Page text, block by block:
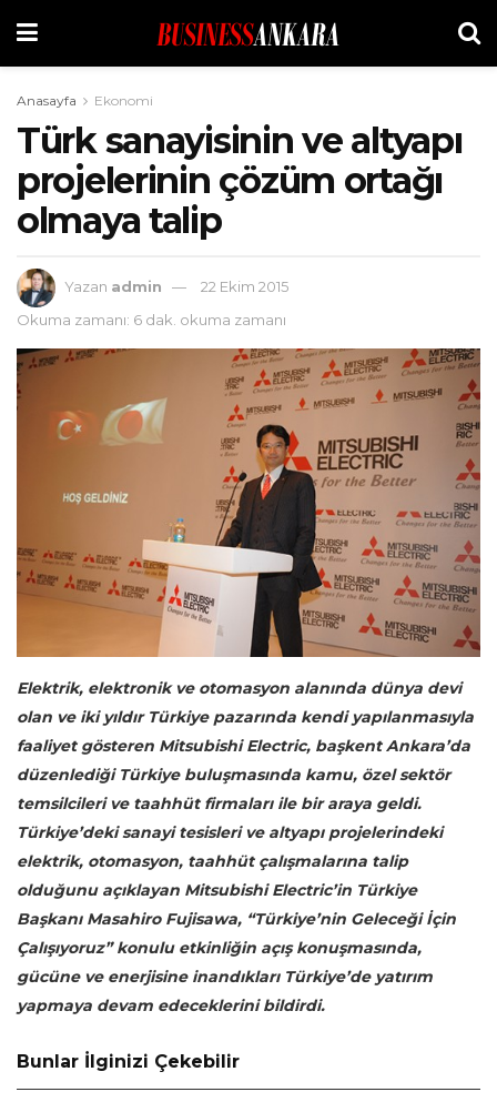
Anasayfa Ekonomi
Türk sanayisinin ve altyapı
projelerinin çözüm ortağı
olmaya talip
Yazan admin
22 Ekim 2015
Okuma zamanı: 6 dak. okuma zamanı
Elektrik, elektronik ve otomasyon alanında dünya devi
olan ve iki yıldır Türkiye pazarında kendi yapılanmasıyla
faaliyet gösteren Mitsubishi Electric, başkent Ankara’da
düzenlediği Türkiye buluşmasında kamu, özel sektör
temsilcileri ve taahhüt firmaları ile bir araya geldi.
Türkiye’deki sanayi tesisleri ve altyapı projelerindeki
elektrik, otomasyon, taahhüt çalışmalarına talip
olduğunu açıklayan Mitsubishi Electric’in Türkiye
Başkanı Masahiro Fujisawa, “Türkiye’nin Geleceği İçin
Çalışıyoruz” konulu etkinliğin açış konuşmasında,
gücüne ve enerjisine inandıkları Türkiye’de yatırım
yapmaya devam edeceklerini bildirdi.
Bunlar İlginizi Çekebilir